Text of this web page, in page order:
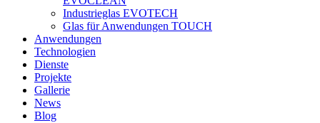
Industrieglas EVOTECH
Glas für Anwendungen TOUCH
Anwendungen
Technologien
Dienste
Projekte
Gallerie
News
Blog